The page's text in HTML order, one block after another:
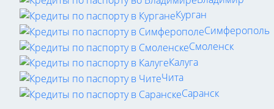
Курган
Симферополь
Смоленск
Калуга
Чита
Саранск